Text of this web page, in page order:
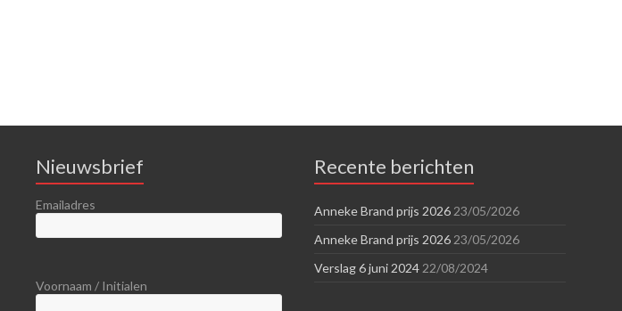
Nieuwsbrief
Emailadres
Voornaam / Initialen
Recente berichten
Anneke Brand prijs 2026 23/05/2026
Anneke Brand prijs 2026 23/05/2026
Verslag 6 juni 2024 22/08/2024